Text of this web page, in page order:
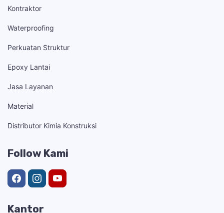
Kontraktor
Waterproofing
Perkuatan Struktur
Epoxy Lantai
Jasa Layanan
Material
Distributor Kimia Konstruksi
Follow Kami
Kantor